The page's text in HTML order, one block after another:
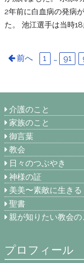
2年前に白血病の発病
た。 池江選手は当時
前へ 1 … 91
介護のこと
家族のこと
御言葉
教会
日々のつぶやき
神様の証
美美〜素敵に生きる
聖書
親が知りたい教会の
プロフィール